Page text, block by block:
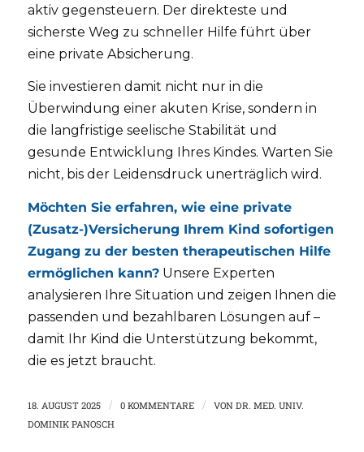
aktiv gegensteuern. Der direkteste und
sicherste Weg zu schneller Hilfe führt über
eine private Absicherung.
Sie investieren damit nicht nur in die
Überwindung einer akuten Krise, sondern in
die langfristige seelische Stabilität und
gesunde Entwicklung Ihres Kindes. Warten Sie
nicht, bis der Leidensdruck unerträglich wird.
Möchten Sie erfahren, wie eine private
(Zusatz-)Versicherung Ihrem Kind sofortigen
Zugang zu der besten therapeutischen Hilfe
ermöglichen kann?Unsere Experten
analysieren Ihre Situation und zeigen Ihnen die
passenden und bezahlbaren Lösungen auf –
damit Ihr Kind die Unterstützung bekommt,
die es jetzt braucht.
18. AUGUST 2025 / 0 KOMMENTARE / VON DR. MED. UNIV.
DOMINIK PANOSCH